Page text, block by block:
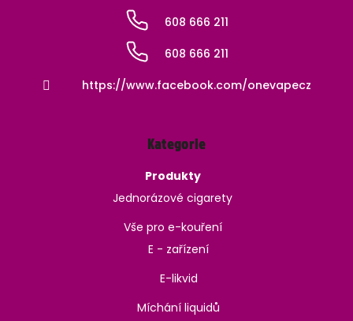
608 666 211
608 666 211
https://www.facebook.com/onevapecz
Kategorie
Produkty
Jednorázové cigarety
Vše pro e-kouření
E - zařízení
E-likvid
Míchání liquidů